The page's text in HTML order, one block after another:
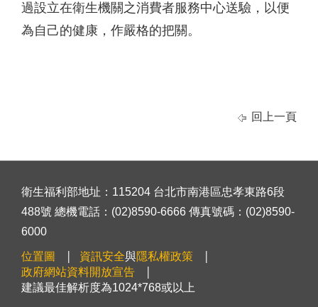
過設立在衛生機關之消費者服務中心送驗，以便
為自己的健康，作嚴格的把關。
回上一頁
衛生福利部地址：115204 台北市南港區忠孝東路6段
488號 總機電話：(02)8590-6666 傳真號碼：(02)8590-
6000
位置圖 資訊安全與隱私權政策
政府網站資料開放宣告
建議最佳解析度為1024*768或以上